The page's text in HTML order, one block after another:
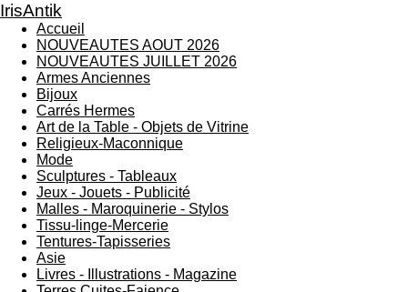
IrisAntik
Accueil
NOUVEAUTES AOUT 2026
NOUVEAUTES JUILLET 2026
Armes Anciennes
Bijoux
Carrés Hermes
Art de la Table - Objets de Vitrine
Religieux-Maconnique
Mode
Sculptures - Tableaux
Jeux - Jouets - Publicité
Malles - Maroquinerie - Stylos
Tissu-linge-Mercerie
Tentures-Tapisseries
Asie
Livres - Illustrations - Magazine